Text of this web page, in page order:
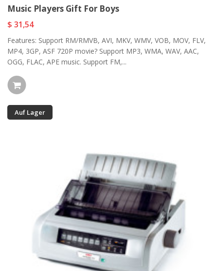
Music Players Gift For Boys
$ 31,54
Features: Support RM/RMVB, AVI, MKV, WMV, VOB, MOV, FLV,
MP4, 3GP, ASF 720P movie? Support MP3, WMA, WAV, AAC,
OGG, FLAC, APE music. Support FM,...
Auf Lager